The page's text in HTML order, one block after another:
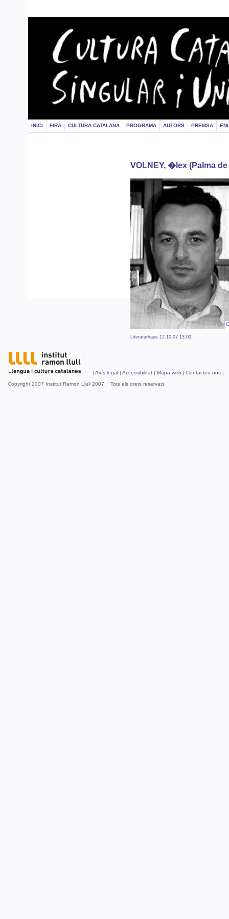
INICI FIRA CULTURA CATALANA PROGRAMA AUTORS PREMSA
VOLNEY, �lex (Palma
Literaturhaus 12-10-07 13.00
| Avís legal | Accessibilitat | Mapa web | Contacteu-nos |
Copyright 2007 Institut Ramon Llull 2007. Tots els drets reservats